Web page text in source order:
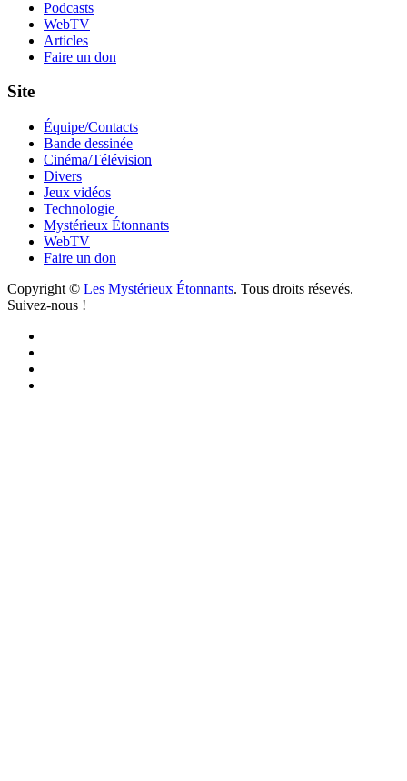
Podcasts
WebTV
Articles
Faire un don
Site
Équipe/Contacts
Bande dessinée
Cinéma/Télévision
Divers
Jeux vidéos
Technologie
Mystérieux Étonnants
WebTV
Faire un don
Copyright © Les Mystérieux Étonnants. Tous droits résevés.
Suivez-nous !